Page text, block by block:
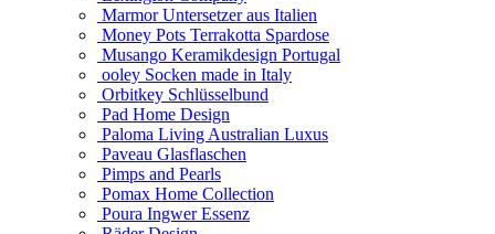
Marmor Untersetzer aus Italien
Money Pots Terrakotta Spardose
Musango Keramikdesign Portugal
ooley Socken made in Italy
Orbitkey Schlüsselbund
Pad Home Design
Paloma Living Australian Luxus
Paveau Glasflaschen
Pimps and Pearls
Pomax Home Collection
Poura Ingwer Essenz